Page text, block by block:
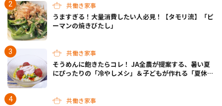
共働き家事
うますぎる！大量消費したい人必見！【タモリ流】「ピ
ーマンの焼きびたし」
共働き家事
そうめんに飽きたらコレ！ JA全農が提案する、暑い夏
にぴったりの「冷やしメシ」＆子どもが作れる「夏休み
共働き家事